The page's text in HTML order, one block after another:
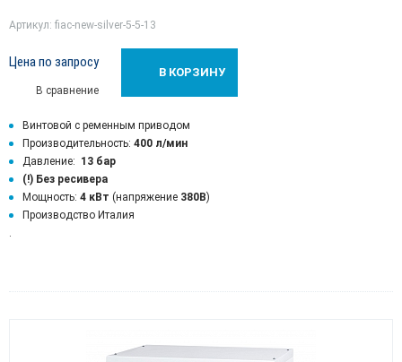
Артикул: fiac-new-silver-5-5-13
Винтовой с ременным приводом
Производительность: 400 л/мин
Давление: 13 бар
(!) Без ресивера
Мощность: 4 кВт (напряжение 380В)
Производство Италия
Цена по запросу
В сравнение
В КОРЗИНУ